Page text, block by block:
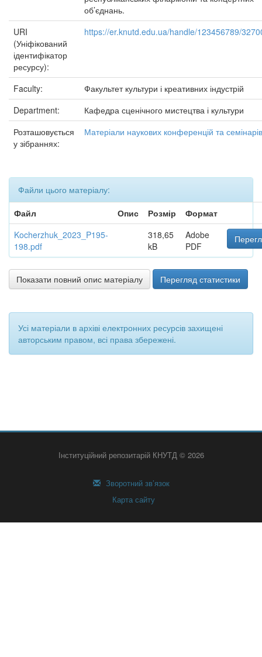
об’єднань.
URI
(Уніфікований
ідентифікатор
ресурсу):
https://er.knutd.edu.ua/handle/123456789/
Faculty:
Факультет культури і креативних індустрій
Department:
Кафедра сценічного мистецтва і культури
Розташовується
у зібраннях:
Матеріали наукових конференцій та семінарів
Файли цього матеріалу:
Файл
Опис Розмір
Формат
Kocherzhuk_2023_P195-
198.pdf
318,65
kB
Adobe
PDF
Показати повний опис матеріалу Перегляд статистики
Усі матеріали в архіві електронних ресурсів захищені
авторським правом, всі права збережені.
Інституційний репозитарій КНУТД © 2026
Зворотний зв’язок
Карта сайту